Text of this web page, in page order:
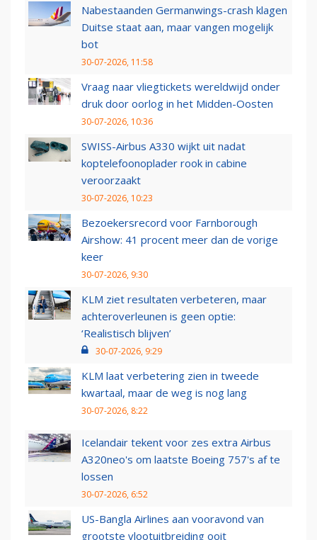
Nabestaanden Germanwings-crash klagen
Duitse staat aan, maar vangen mogelijk
bot
30-07-2026, 11:58
Vraag naar vliegtickets wereldwijd onder
druk door oorlog in het Midden-Oosten
30-07-2026, 10:36
SWISS-Airbus A330 wijkt uit nadat
koptelefoonoplader rook in cabine
veroorzaakt
30-07-2026, 10:23
Bezoekersrecord voor Farnborough
Airshow: 41 procent meer dan de vorige
keer
30-07-2026, 9:30
KLM ziet resultaten verbeteren, maar
achteroverleunen is geen optie:
‘Realistisch blijven’
30-07-2026, 9:29
KLM laat verbetering zien in tweede
kwartaal, maar de weg is nog lang
30-07-2026, 8:22
Icelandair tekent voor zes extra Airbus
A320neo's om laatste Boeing 757's af te
lossen
30-07-2026, 6:52
US-Bangla Airlines aan vooravond van
grootste vlootuitbreiding ooit